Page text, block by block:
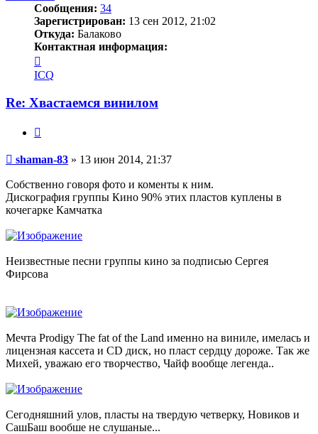
Сообщения: 34
Зарегистрирован: 13 сен 2012, 21:02
Откуда: Балаково
Контактная информация:
информация
пользователя
83
ICQ
Re: Хвастаемся винилом
Сообщение
shaman-83 » 13 июн 2014, 21:37
Собственно говоря фото и коменты к ним.
Дискография группы Кино 90% этих пластов куплены в
кочегарке Камчатка
Неизвестные песни группы кино за подписью Сергея
Фирсова
Мечта Prodigy The fat of the Land именно на виниле, имелась и
лицензная кассета и CD диск, но пласт сердцу дороже. Так же
Михей, уважаю его творчество, Чайф вообще легенда..
Сегодняшний улов, пласты на твердую четверку, Новиков и
СашБаш вообше не слушаные...